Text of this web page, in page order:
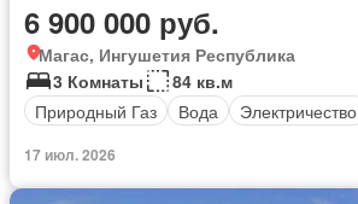
6 900 000 руб.
Магас, Ингушетия Республика
3 Комнаты
84 кв.м
Природный Газ
Вода Электричество
17 июл. 2026